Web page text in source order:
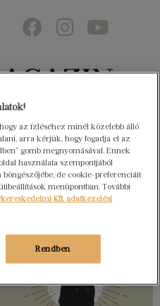
olvasókig
az ízléséhez minél közelebb álló
arra kérjük, hogy fogadja el az
gomb megnyomásával. Ennek
használata szempontjából
de cookie-preferenciáit
menüpontban. További
Kft. adatkezelési
Rendben